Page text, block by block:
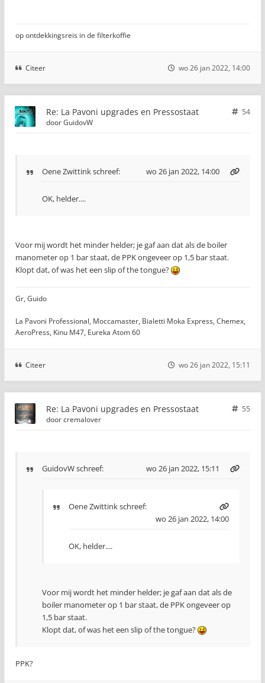
op ontdekkingsreis in de filterkoffie
Citeer wo 26 jan 2022, 14:00
Re: La Pavoni upgrades en Pressostaat
54
doorGuidovW
Oene Zwittinkschreef: wo 26 jan 2022, 14:00
OK, helder....
Voor mij wordt het minder helder; je gaf aan dat als de boiler
manometer op 1 bar staat, de PPK ongeveer op 1,5 bar staat.
Klopt dat, of was het een slip of the tongue?
Gr, Guido
La Pavoni Professional, Moccamaster, Bialetti Moka Express, Chemex,
AeroPress, Kinu M47, Eureka Atom 60
Citeer wo 26 jan 2022, 15:11
Re: La Pavoni upgrades en Pressostaat
55
doorcremalover
GuidovWschreef: wo 26 jan 2022, 15:11
Oene Zwittinkschreef:
wo 26 jan 2022, 14:00
OK, helder....
Voor mij wordt het minder helder; je gaf aan dat als de
boiler manometer op 1 bar staat, de PPK ongeveer op
1,5 bar staat.
Klopt dat, of was het een slip of the tongue?
PPK?